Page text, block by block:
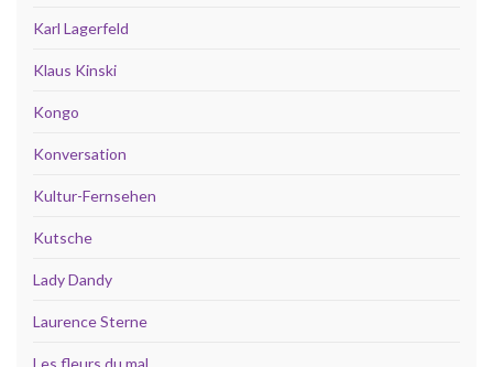
Karl Lagerfeld
Klaus Kinski
Kongo
Konversation
Kultur-Fernsehen
Kutsche
Lady Dandy
Laurence Sterne
Les fleurs du mal